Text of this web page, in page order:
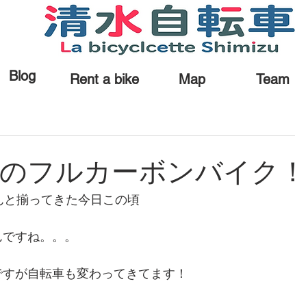
Blog Rent a bike Map Team
フルカーボンバイク！
揃ってきた今日この頃
すね。。。
が自転車も変わってきてます！